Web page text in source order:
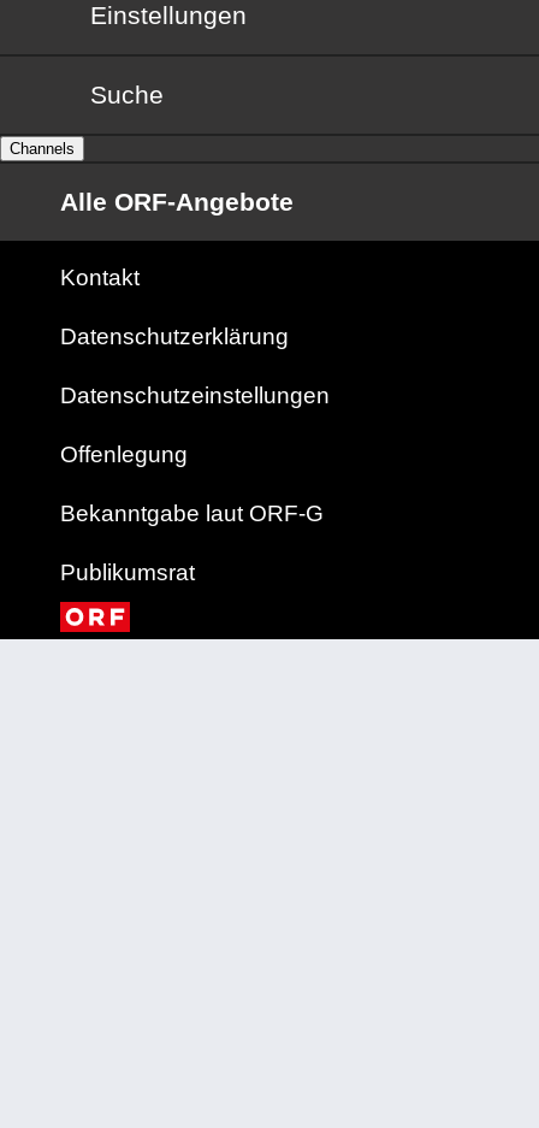
Einstellungen
Suche
Channels
Alle ORF-Angebote
Kontakt
Datenschutzerklärung
Datenschutzeinstellungen
Offenlegung
Bekanntgabe laut ORF-G
Publikumsrat